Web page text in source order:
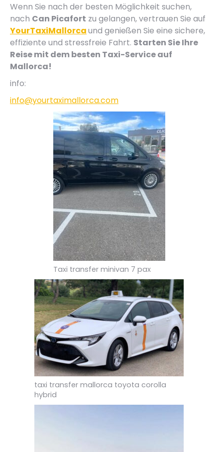
Wenn Sie nach der besten Möglichkeit suchen,
nach Can Picafort zu gelangen, vertrauen Sie auf
YourTaxiMallorcaund genießen Sie eine sichere,
effiziente und stressfreie Fahrt. Starten Sie Ihre
Reise mit dem besten Taxi-Service auf
Mallorca!
info:
info@yourtaximallorca.com
Taxi transfer minivan 7 pax
taxi transfer mallorca toyota corolla
hybrid